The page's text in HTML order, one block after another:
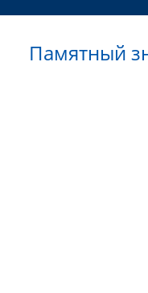
Памятный